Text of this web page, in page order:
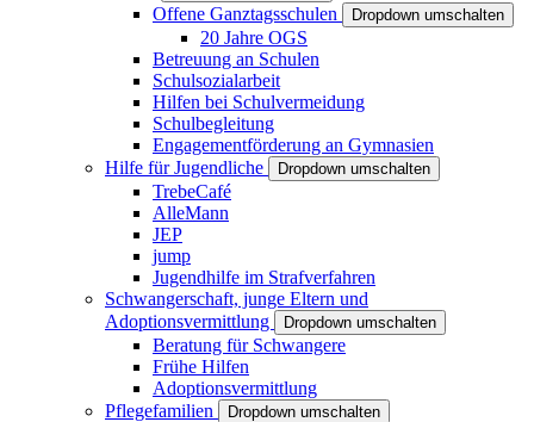
Offene Ganztagsschulen Dropdown umschalten
20 Jahre OGS
Betreuung an Schulen
Schulsozialarbeit
Hilfen bei Schulvermeidung
Schulbegleitung
Engagementförderung an Gymnasien
Hilfe für Jugendliche
Dropdown umschalten
TrebeCafé
AlleMann
JEP
jump
Jugendhilfe im Strafverfahren
Schwangerschaft, junge Eltern und
Adoptionsvermittlung
Dropdown umschalten
Beratung für Schwangere
Frühe Hilfen
Adoptionsvermittlung
Pflegefamilien
Dropdown umschalten